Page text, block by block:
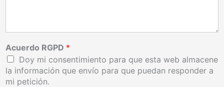
Acuerdo RGPD *
Doy mi consentimiento para que esta web almacene
la información que envío para que puedan responder a
mi petición.